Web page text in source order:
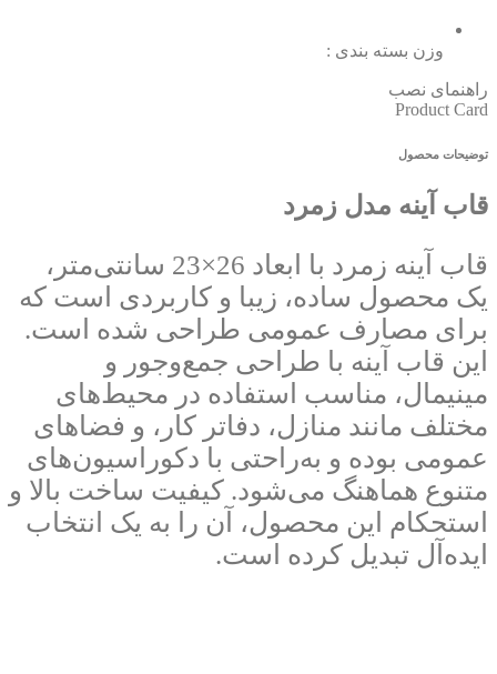
وزن بسته بندی :
راهنمای نصب
Product Card
توضیحات محصول
قاب آینه مدل زمرد
قاب آینه زمرد با ابعاد 26×23 سانتی‌متر،
یک محصول ساده، زیبا و کاربردی است که
برای مصارف عمومی طراحی شده است.
این قاب آینه با طراحی جمع‌وجور و
مینیمال، مناسب استفاده در محیط‌های
مختلف مانند منازل، دفاتر کار، و فضاهای
عمومی بوده و به‌راحتی با دکوراسیون‌های
متنوع هماهنگ می‌شود. کیفیت ساخت بالا و
استحکام این محصول، آن را به یک انتخاب
ایده‌آل تبدیل کرده است.